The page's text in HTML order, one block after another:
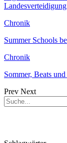
Chronik
Summer Schools
Chronik
Sommer, Beats
Prev Next